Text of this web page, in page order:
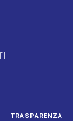
TRASPARENZA